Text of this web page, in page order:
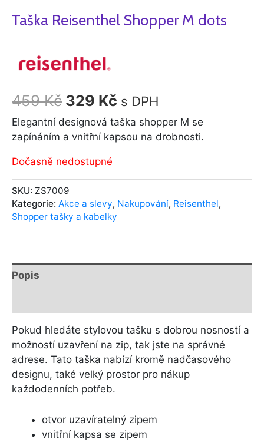
Taška Reisenthel Shopper M dots
459Kč 329 Kč s DPH
Elegantní designová taška shopper M se
zapínáním a vnitřní kapsou na drobnosti.
Dočasně nedostupné
SKU: ZS7009
Kategorie: Akce a slevy, Nakupování, Reisenthel,
Shopper tašky a kabelky
Popis
Pokud hledáte stylovou tašku s dobrou nosností a
možností uzavření na zip, tak jste na správné
adrese. Tato taška nabízí kromě nadčasového
designu, také velký prostor pro nákup
každodenních potřeb.
otvor uzavíratelný zipem
vnitřní kapsa se zipem